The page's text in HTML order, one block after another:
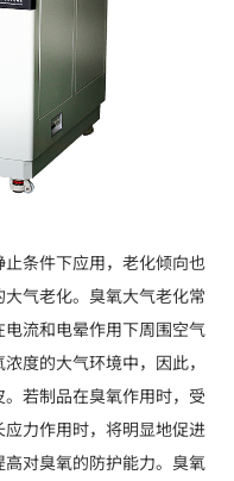
条件下应用，老化倾向也
气老化。臭氧大气老化常
流和电晕作用下周围空气
度的大气环境中，因此，
若制品在臭氧作用时，受
力作用时，将明显地促进
对臭氧的防护能力。臭氧